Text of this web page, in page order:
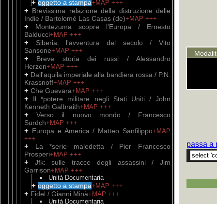
+ oggetto a stampa+MAP +++
+ Brevissima relazione della distruzione delle
Indie / Bartolomé Las Casas (de)+MAP +++
+ Montezuma scopre l'Europa / Ernesto
Balducci+MAP +++
+
Siberia: l'avventura del secolo / Vito
Sansone+MAP +++
+ Breve storia dei russi / Alessandro
Herzen+MAP +++
+ Dall'aquila imperiale alla bandiera rossa / P.N.
Krassnoff+MAP +++
+ Che Guevara+MAP +++
+ Il *potere militare negli Stati Uniti / John
Kenneth Galbraith+MAP +++
+Verso il nuovo mondo / Francesco
Surdch+MAP +++
+ Europa e America / Matteo Sanfilippo+MAP
+++
+
La *serie maledetta / Pier Francesco
Prosperi+MAP +++
+ Jfk: sulle tracce degli assassini / Jim
Garrison+MAP +++
Unità Documentaria
+ oggetto a stampa+MAP +++
+ Fidel / Gianni Minà+MAP +++
Unità Documentaria
passa a